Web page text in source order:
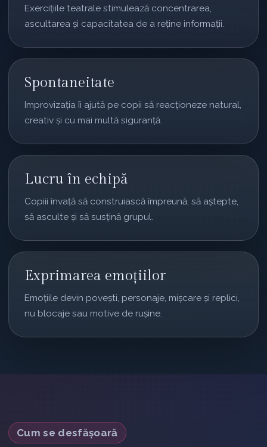
Exercițiile teatrale stimulează concentrarea,
ascultarea și capacitatea de a reține informații.
Spontaneitate
Improvizația îi ajută pe copii să reacționeze natural,
creativ și cu mai multă siguranță.
Lucru în echipă
Copiii învață să construiască împreună, să aștepte,
să asculte și să susțină grupul.
Exprimarea emoțiilor
Emoțiile devin povești, personaje, mișcare și replici,
nu blocaje sau motive de rușine.
Cum se desfășoară